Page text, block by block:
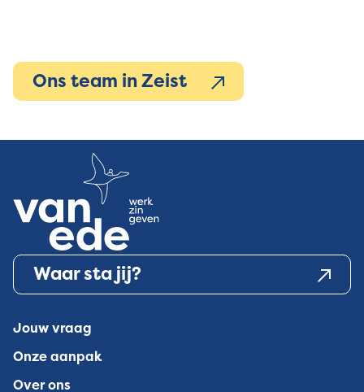
Ons team in Zeist
Waar sta jij?
Jouw vraag
Onze aanpak
Over ons